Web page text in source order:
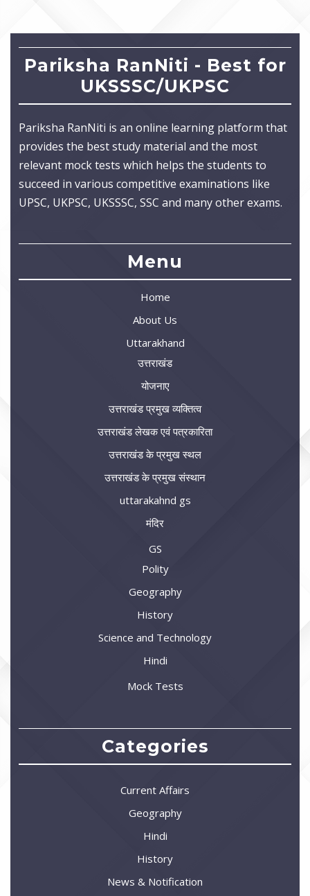
Pariksha RanNiti - Best for
UKSSSC/UKPSC
Pariksha RanNiti is an online learning platform that
provides the best study material and the most
relevant mock tests which helps the students to
succeed in various competitive examinations like
UPSC, UKPSC, UKSSSC, SSC and many other exams.
Menu
Home
About Us
Uttarakhand
उत्तराखंड
योजनाए
उत्तराखंड प्रमुख व्यक्तित्व
उत्तराखंड लेखक एवं पत्रकारिता
उत्तराखंड के प्रमुख स्थल
उत्तराखंड के प्रमुख संस्थान
uttarakahnd gs
मंदिर
GS
Polity
Geography
History
Science and Technology
Hindi
Mock Tests
Categories
Current Affairs
Geography
Hindi
History
News & Notification